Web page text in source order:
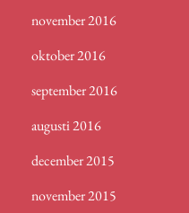
november 2016
oktober 2016
september 2016
augusti 2016
december 2015
november 2015